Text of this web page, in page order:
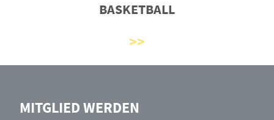
BASKETBALL
MITGLIED WERDEN